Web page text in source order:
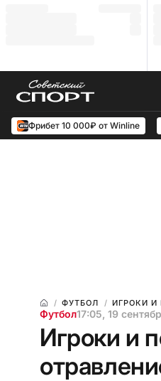
Фрибет 10 000₽ от Winline
ФУТБОЛ ИГРОКИ И
Футбол17:05, 19
Игроки и